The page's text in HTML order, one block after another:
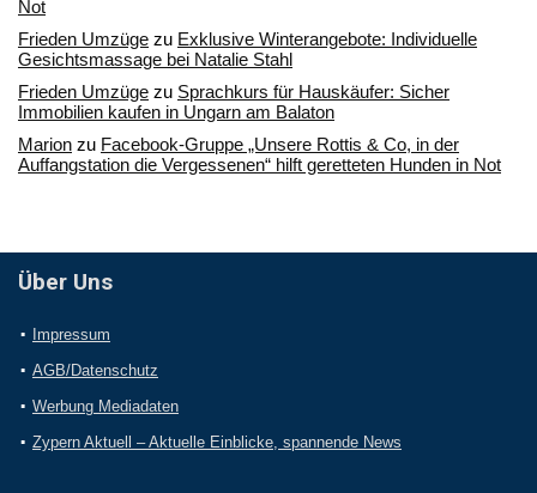
Not
Frieden Umzüge zu Exklusive Winterangebote: Individuelle
Gesichtsmassage bei Natalie Stahl
Frieden Umzüge zu Sprachkurs für Hauskäufer: Sicher
Immobilien kaufen in Ungarn am Balaton
Marion zu Facebook-Gruppe „Unsere Rottis & Co, in der
Auffangstation die Vergessenen“ hilft geretteten Hunden in Not
Über Uns
Impressum
AGB/Datenschutz
Werbung Mediadaten
Zypern Aktuell – Aktuelle Einblicke, spannende News